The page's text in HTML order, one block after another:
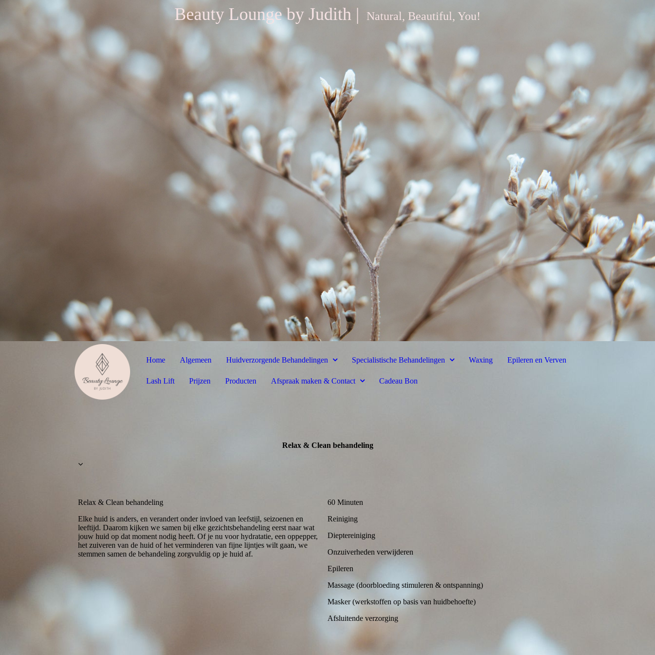
Beauty Lounge by Judith | Natural, Beautiful, You!
Home Algemeen Huidverzorgende Behandelingen Specialistische Behandelingen Waxing Epileren en Verven
Lash Lift Prijzen Producten Afspraak maken & Contact Cadeau Bon
Relax & Clean behandeling
Relax & Clean behandeling
Elke huid is anders, en verandert onder invloed van leefstijl, seizoenen en
leeftijd. Daarom kijken we samen bij elke gezichtsbehandeling eerst naar wat
jouw huid op dat moment nodig heeft. Of je nu voor hydratatie, een oppepper,
het zuiveren van de huid of het verminderen van fijne lijntjes wilt gaan, we
stemmen samen de behandeling zorgvuldig op je huid af.
60 Minuten
Reiniging
Dieptereiniging
Onzuiverheden verwijderen
Epileren
Massage (doorbloeding stimuleren & ontspanning)
Masker (werkstoffen op basis van huidbehoefte)
Afsluitende verzorging